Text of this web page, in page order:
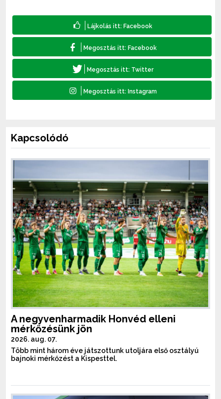
Kapcsolódó
A negyvenharmadik Honvéd elleni
mérkőzésünk jön
2026. aug. 07.
Több mint három éve játszottunk utoljára első osztályú
bajnoki mérkőzést a Kispesttel.